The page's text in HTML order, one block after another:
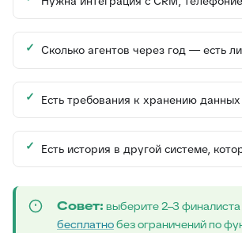
Сколько агентов через год — есть
Есть требования к хранению
Есть история в другой системе,
Совет: выберите 2–3
бесплатнобез ограничений по